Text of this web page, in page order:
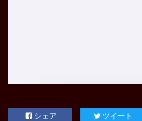
シェア ツイート